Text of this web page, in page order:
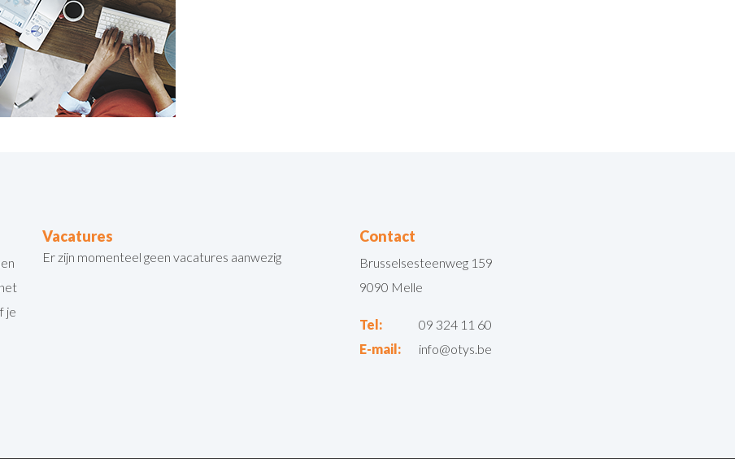
je
Vacatures
Er zijn momenteel geen vacatures aanwezig
Contact
Brusselsesteenweg 159
9090 Melle
Tel:
09 324 11 60
E-mail:
info@otys.be